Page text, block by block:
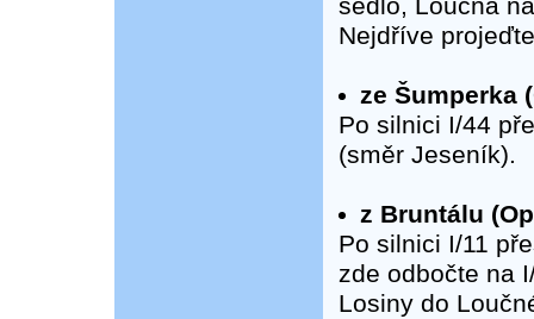
sedlo, Loučná
Nejdříve
ze Šumperka
Po silnici I/44
(směr Jeseník).
z Bruntálu
Po silnici I/11
zde odbočte na
Losiny do